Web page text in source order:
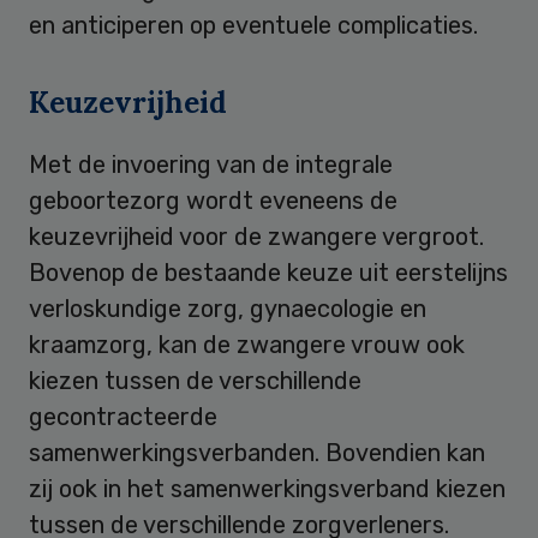
en anticiperen op eventuele complicaties.
Keuzevrijheid
Met de invoering van de integrale
geboortezorg wordt eveneens de
keuzevrijheid voor de zwangere vergroot.
Bovenop de bestaande keuze uit eerstelijns
verloskundige zorg, gynaecologie en
kraamzorg, kan de zwangere vrouw ook
kiezen tussen de verschillende
gecontracteerde
samenwerkingsverbanden. Bovendien kan
zij ook in het samenwerkingsverband kiezen
tussen de verschillende zorgverleners.